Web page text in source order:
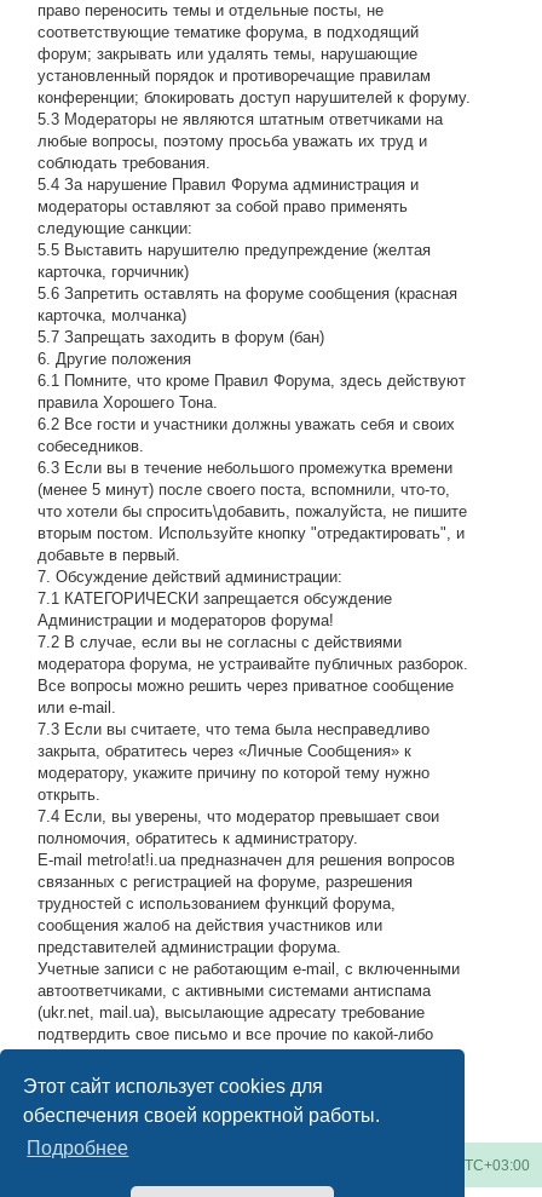
Этот сайт использует cookies для
обеспечения своей корректной работы.
Подробнее
право переносить темы и отдельные посты, не
соответствующие тематике форума, в подходящий
форум; закрывать или удалять темы, нарушающие
установленный порядок и противоречащие правилам
конференции; блокировать доступ нарушителей к форуму.
5.3 Модераторы не являются штатным ответчиками на
любые вопросы, поэтому просьба уважать их труд и
соблюдать требования.
5.4 За нарушение Правил Форума администрация и
модераторы оставляют за собой право применять
следующие санкции:
5.5 Выставить нарушителю предупреждение (желтая
карточка, горчичник)
5.6 Запретить оставлять на форуме сообщения (красная
карточка, молчанка)
5.7 Запрещать заходить в форум (бан)
6. Другие положения
6.1 Помните, что кроме Правил Форума, здесь действуют
правила Хорошего Тона.
6.2 Все гости и участники должны уважать себя и своих
собеседников.
6.3 Если вы в течение небольшого промежутка времени
(менее 5 минут) после своего поста, вспомнили, что-то,
что хотели бы спросить\добавить, пожалуйста, не пишите
вторым постом. Используйте кнопку "отредактировать", и
добавьте в первый.
7. Обсуждение действий администрации:
7.1 КАТЕГОРИЧЕСКИ запрещается обсуждение
Администрации и модераторов форума!
7.2 В случае, если вы не согласны с действиями
модератора форума, не устраивайте публичных разборок.
Все вопросы можно решить через приватное сообщение
или e-mail.
7.3 Если вы считаете, что тема была несправедливо
закрыта, обратитесь через «Личные Сообщения» к
модератору, укажите причину по которой тему нужно
открыть.
7.4 Если, вы уверены, что модератор превышает свои
полномочия, обратитесь к администратору.
E-mail metro!at!i.ua предназначен для решения вопросов
связанных с регистрацией на форуме, разрешения
трудностей с использованием функций форума,
сообщения жалоб на действия участников или
представителей администрации форума.
Учетные записи с не работающим e-mail, с включенными
автоответчиками, с активными системами антиспама
(ukr.net, mail.ua), высылающие адресату требование
подтвердить свое письмо и все прочие по какой-либо
высылающие мусор на адрес администрации, будут
блокироваться по усмотрению администратора.
UTC+03:00